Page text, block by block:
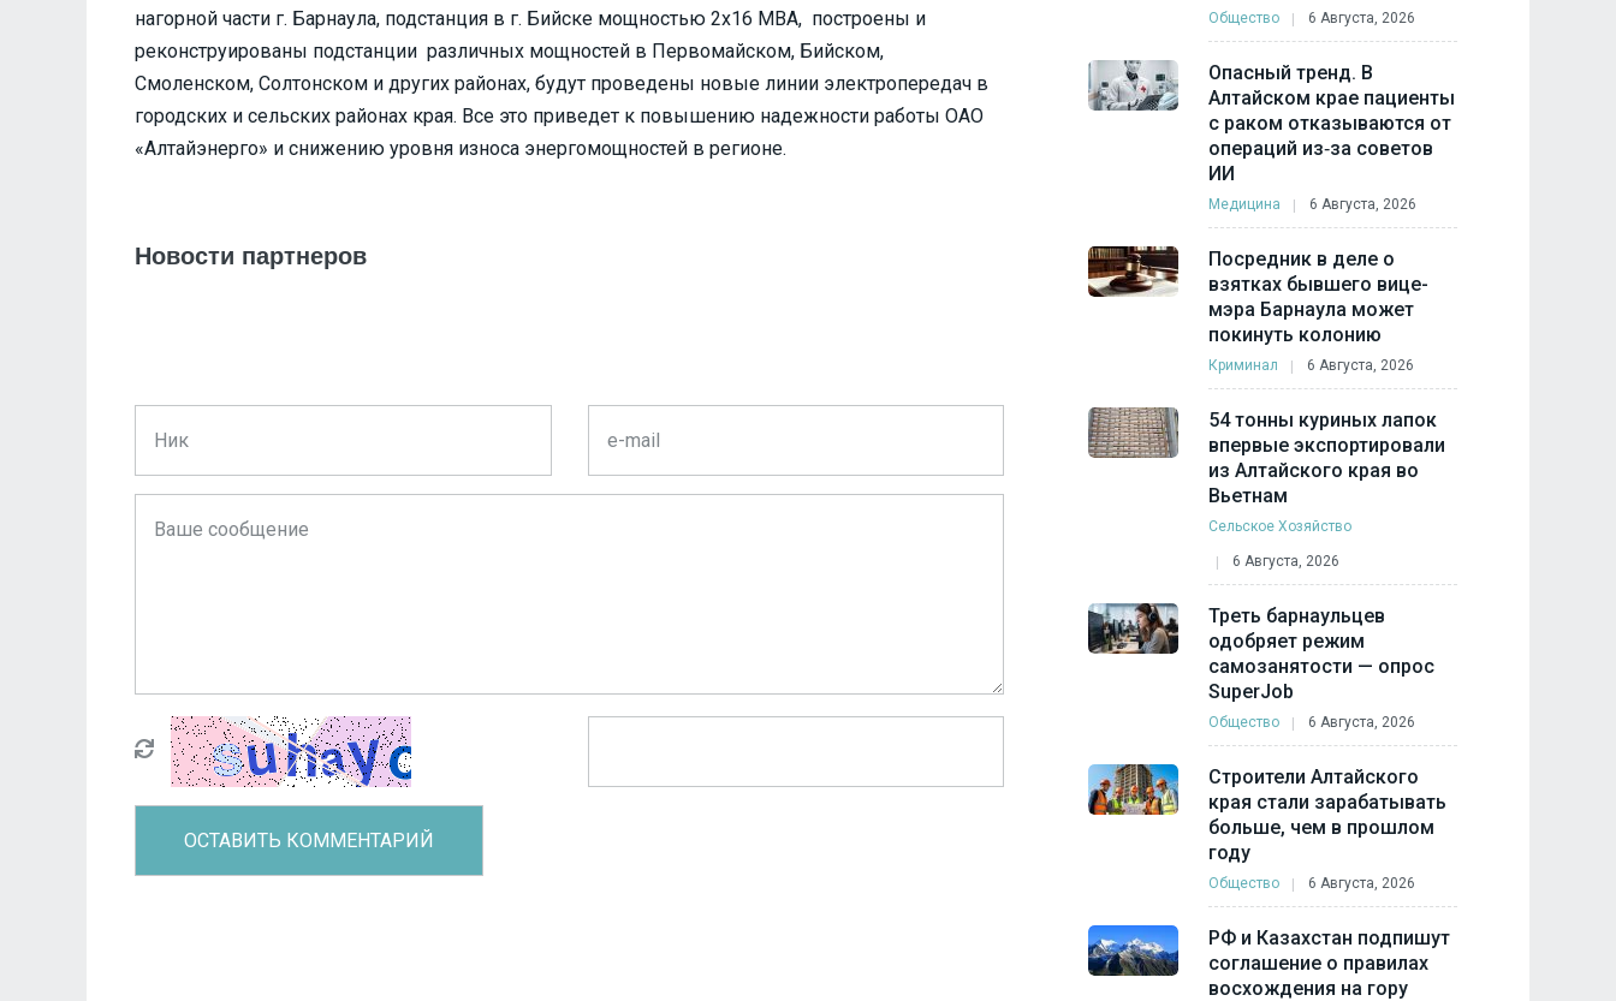
нагорной части г. Барнаула, подстанция в г. Бийске мощностью 2х16 МВА, построены и
реконструированы подстанции различных мощностей в Первомайском, Бийском,
Смоленском, Солтонском и других районах, будут проведены новые линии электропередач в
городских и сельских районах края. Все это приведет к повышению надежности работы ОАО
«Алтайэнерго» и снижению уровня износа энергомощностей в регионе.
Новости партнеров
Общество 6 Августа, 2026
Опасный тренд. В
Алтайском крае пациенты
с раком отказываются от
операций из‑за советов
ИИ
Медицина 6 Августа, 2026
Посредник в деле о
взятках бывшего вице-
мэра Барнаула может
покинуть колонию
Криминал 6 Августа, 2026
54 тонны куриных лапок
впервые экспортировали
из Алтайского края во
Вьетнам
Сельское Хозяйство
6 Августа, 2026
Треть барнаульцев
одобряет режим
самозанятости — опрос
SuperJob
Общество 6 Августа, 2026
Строители Алтайского
края стали зарабатывать
больше, чем в прошлом
году
Общество 6 Августа, 2026
РФ и Казахстан подпишут
соглашение о правилах
восхождения на гору